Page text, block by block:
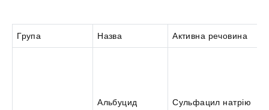
Група Назва Активна речовина
Альбуцид Сульфацил натрію